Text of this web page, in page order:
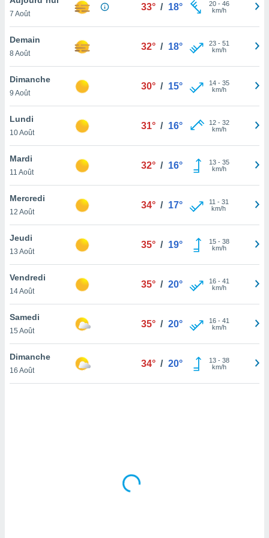
et
»,
au
vous
qu'ils
ou
le
ainsi
un
la
du
en
de
7 Août
33° / 18° 20- 46
km/h
Demain
8 Août
32° / 18° 23- 51
km/h
Dimanche
9 Août
30° / 15° 14- 35
km/h
Lundi
10 Août
31° / 16° 12- 32
km/h
Mardi
11 Août
32° / 16° 13- 35
km/h
Mercredi
12 Août
34° / 17° 11 - 31
km/h
Jeudi
13 Août
35° / 19° 15- 38
km/h
Vendredi
14 Août
35° / 20° 16- 41
km/h
Samedi
15 Août
35° / 20° 16- 41
km/h
Dimanche
16 Août
34° / 20° 13- 38
km/h